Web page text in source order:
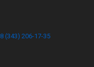
8 (343) 206-17-35